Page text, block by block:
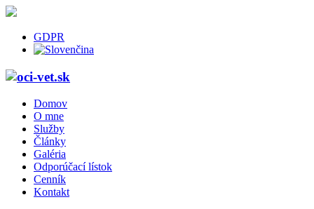
GDPR
Domov
O mne
Služby
Články
Galéria
Odporúčací lístok
Cenník
Kontakt